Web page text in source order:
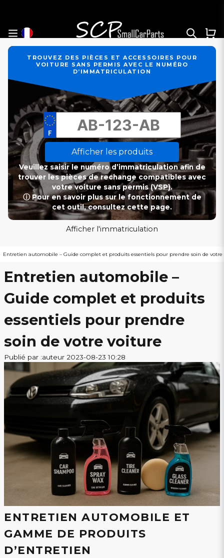
TROUVEZ DES PIÈCES ET ACCESSOIRES POUR
VOITURE SANS PERMIS AVEC LE NUMÉRO
D’IMMATRICULATION
Afficher les produits
Veuillez saisir le numéro d’immatriculation afin de
trouver les pièces de rechange compatibles avec
votre voiture sans permis (VSP).
ⓘ Pour en savoir plus sur le fonctionnement de
cet outil, consultez cette page.
Afficher l'immatriculation
Entretien automobile – Guide complet et produits essentiels pour prendre soin de
Entretien automobile –
Guide complet et produits
essentiels pour prendre
soin de votre voiture
Publié par :auteur 2023-08-23 10:28
ENTRETIEN AUTOMOBILE ET
GAMME DE PRODUITS
D’ENTRETIEN